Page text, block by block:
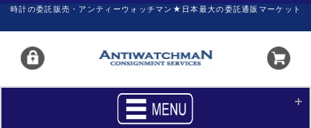
時計の委託販売・アンティーウォッチマン★日本最大の委託通販マーケット